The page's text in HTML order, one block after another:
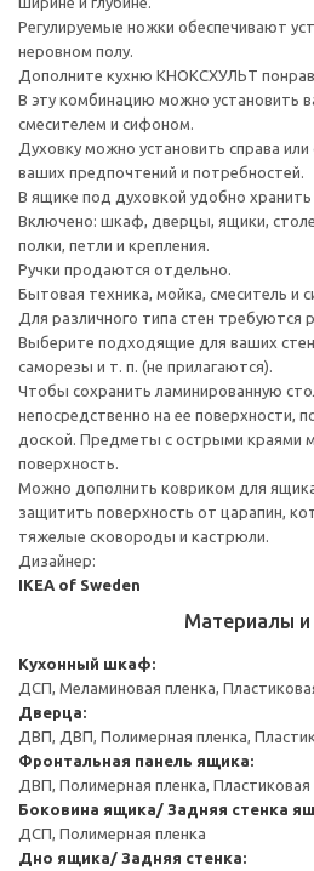
Регулируемые ножки обеспечивают
неровном полу.
Дополните кухню КНОКСХУЛЬТ
В эту комбинацию можно установить
смесителем и сифоном.
Духовку можно установить справа или
ваших предпочтений и потребностей.
В ящике под духовкой удобно
Включено: шкаф, дверцы, ящики,
полки, петли и крепления.
Ручки продаются отдельно.
Бытовая техника, мойка, смеситель и
Для различного типа стен требуются
Выберите подходящие для ваших
саморезы и т. п. (не прилагаются).
Чтобы сохранить ламинированную
непосредственно на ее поверхности,
доской. Предметы с острыми краями
поверхность.
Можно дополнить ковриком для
защитить поверхность от царапин,
тяжелые сковороды и кастрюли.
Дизайнер:
IKEA of Sweden
Материалы и
Кухонный шкаф:
ДСП, Меламиновая пленка,
Дверца:
ДВП, ДВП, Полимерная пленка,
Фронтальная панель ящика:
ДВП, Полимерная пленка, Пластиковая
Боковина ящика/ Задняя стенка
ДСП, Полимерная пленка
Дно ящика/ Задняя стенка: